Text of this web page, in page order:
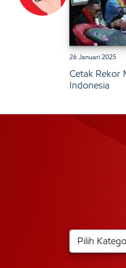
26 Januari 2025
Cetak Rekor
Indonesia